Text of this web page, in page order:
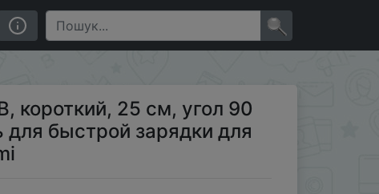
для Samsung, Huawei, Xiaomi
короткий, 25 см, угол 90
для быстрой зарядки для